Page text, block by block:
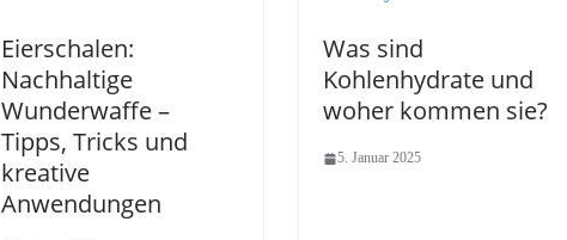
Eierschalen:
Nachhaltige
Wunderwaffe –
Tipps, Tricks und
kreative
Anwendungen
Was sind
Kohlenhydrate und
woher kommen sie?
5. Januar 2025